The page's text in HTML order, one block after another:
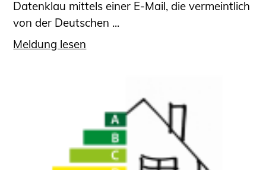
Datenklau mittels einer E-Mail, die vermeintlich
von der Deutschen ...
Meldung lesen